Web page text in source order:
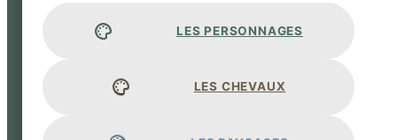
LES PERSONNAGES
LES CHEVAUX